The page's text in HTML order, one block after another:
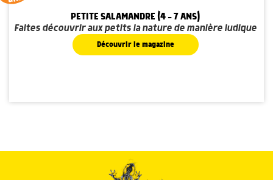
PETITE SALAMANDRE (4 - 7 ANS)
Faites découvrir aux petits la nature de manière ludique
Découvrir le magazine